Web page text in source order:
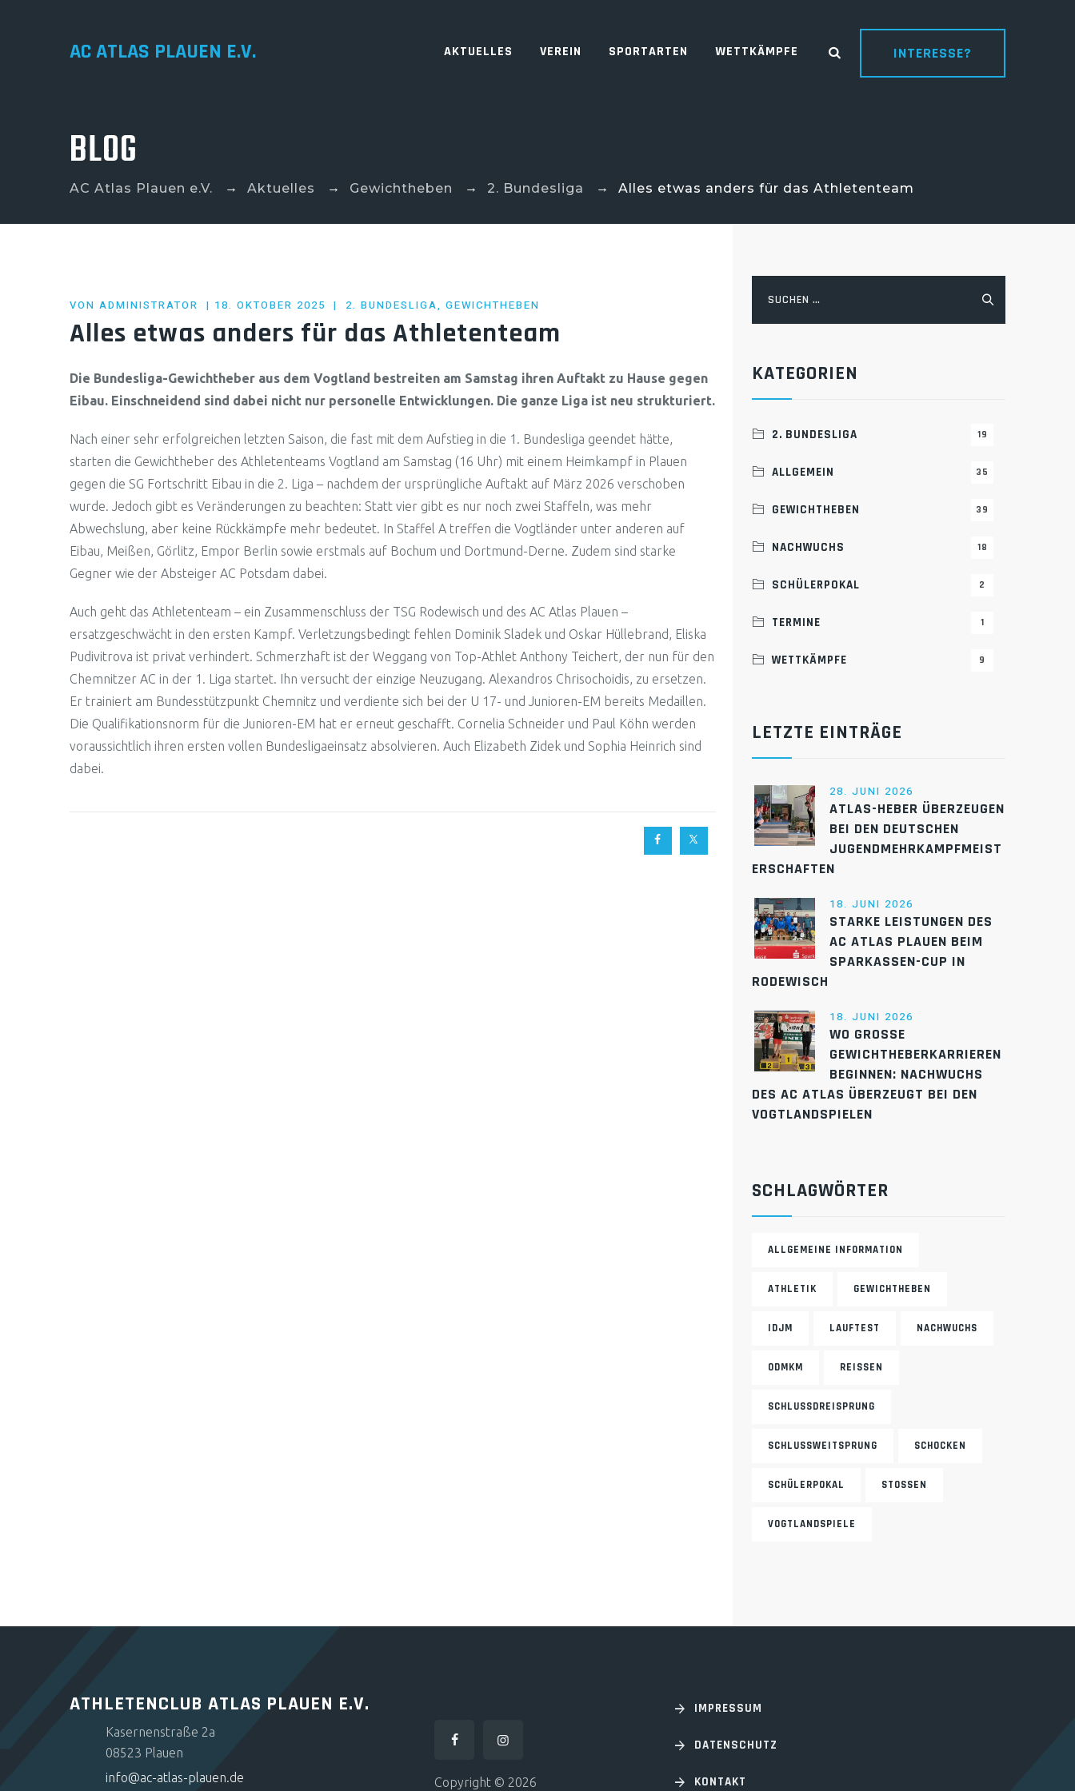
AC ATLAS PLAUEN E.V. INTERESSE?
AKTUELLES VEREIN SPORTARTEN WETTKÄMPFE
BLOG
AC Atlas Plauen e.V. → Aktuelles → Gewichtheben → 2. Bundesliga → Alles etwas anders für das Athletenteam
VON ADMINISTRATOR
POSTED
18. OKTOBER 2025 2. BUNDESLIGA, GEWICHTHEBEN
Alles etwas anders für das Athletenteam
Die Bundesliga-Gewichtheber aus dem Vogtland bestreiten am Samstag ihren Auftakt zu Hause gegen
Eibau. Einschneidend sind dabei nicht nur personelle Entwicklungen. Die ganze Liga ist neu strukturiert.
Nach einer sehr erfolgreichen letzten Saison, die fast mit dem Aufstieg in die 1. Bundesliga geendet hätte,
starten die Gewichtheber des Athletenteams Vogtland am Samstag (16 Uhr) mit einem Heimkampf in Plauen
gegen die SG Fortschritt Eibau in die 2. Liga – nachdem der ursprüngliche Auftakt auf März 2026 verschoben
wurde. Jedoch gibt es Veränderungen zu beachten: Statt vier gibt es nur noch zwei Staffeln, was mehr
Abwechslung, aber keine Rückkämpfe mehr bedeutet. In Staffel A treffen die Vogtländer unter anderen auf
Eibau, Meißen, Görlitz, Empor Berlin sowie erstmals auf Bochum und Dortmund-Derne. Zudem sind starke
Gegner wie der Absteiger AC Potsdam dabei.
Auch geht das Athletenteam – ein Zusammenschluss der TSG Rodewisch und des AC Atlas Plauen –
ersatzgeschwächt in den ersten Kampf. Verletzungsbedingt fehlen Dominik Sladek und Oskar Hüllebrand, Eliska
Pudivitrova ist privat verhindert. Schmerzhaft ist der Weggang von Top-Athlet Anthony Teichert, der nun für den
Chemnitzer AC in der 1. Liga startet. Ihn versucht der einzige Neuzugang. Alexandros Chrisochoidis, zu ersetzen.
Er trainiert am Bundesstützpunkt Chemnitz und verdiente sich bei der U 17- und Junioren-EM bereits Medaillen.
Die Qualifikationsnorm für die Junioren-EM hat er erneut geschafft. Cornelia Schneider und Paul Köhn werden
voraussichtlich ihren ersten vollen Bundesligaeinsatz absolvieren. Auch Elizabeth Zidek und Sophia Heinrich sind
dabei.
nach:
KATEGORIEN
2. BUNDESLIGA 19
ALLGEMEIN 35
GEWICHTHEBEN 39
NACHWUCHS 18
SCHÜLERPOKAL 2
TERMINE 1
WETTKÄMPFE 9
LETZTE EINTRÄGE
28. JUNI 2026
ATLAS-HEBER ÜBERZEUGEN
BEI DEN DEUTSCHEN
JUGENDMEHRKAMPFMEIST
ERSCHAFTEN
18. JUNI 2026
STARKE LEISTUNGEN DES
AC ATLAS PLAUEN BEIM
SPARKASSEN-CUP IN
RODEWISCH
18. JUNI 2026
WO GROSSE G
EWICHTHEBERKARRIEREN B
EGINNEN: NACHWUCHS D
ES AC ATLAS ÜBERZEUGT BEI DEN V
OGTLANDSPIELEN
SCHLAGWÖRTER
ALLGEMEINE INFORMATION
ATHLETIK GEWICHTHEBEN
IDJM LAUFTEST NACHWUCHS
ODMKM REISSEN
SCHLUSSDREISPRUNG
SCHLUSSWEITSPRUNG SCHOCKEN
SCHÜLERPOKAL STOSSEN
VOGTLANDSPIELE
ATHLETENCLUB ATLAS PLAUEN E.V.
Kasernenstraße 2a
08523 Plauen
info@ac-atlas-plauen.de
Copyright © 2026
IMPRESSUM
DATENSCHUTZ
KONTAKT